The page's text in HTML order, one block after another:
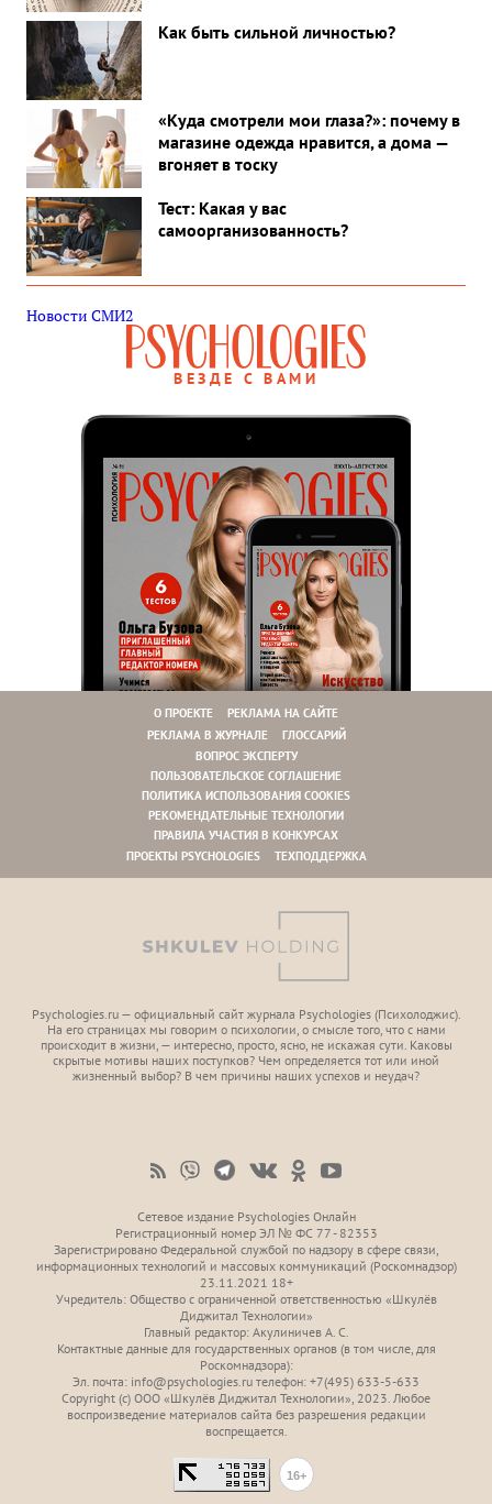
Как быть сильной личностью?
«Куда смотрели мои глаза?»: почему в
магазине одежда нравится, а дома —
вгоняет в тоску
Тест: Какая у вас
самоорганизованность?
Новости СМИ2
ВЕЗДЕ С ВАМИ
О ПРОЕКТЕ
РЕКЛАМА НА САЙТЕ
РЕКЛАМА В ЖУРНАЛЕ
ГЛОССАРИЙ
ВОПРОС ЭКСПЕРТУ
ПОЛЬЗОВАТЕЛЬСКОЕ СОГЛАШЕНИЕ
ПОЛИТИКА ИСПОЛЬЗОВАНИЯ COOKIES
РЕКОМЕНДАТЕЛЬНЫЕ ТЕХНОЛОГИИ
ПРАВИЛА УЧАСТИЯ В КОНКУРСАХ
ПРОЕКТЫ PSYCHOLOGIES
ТЕХПОДДЕРЖКА
Psychologies.ru — официальный сайт журнала Psychologies (Психoлоджиc).
На его страницах мы говорим о психологии, о смысле того, что с нами
происходит в жизни, — интересно, просто, ясно, не искажая сути. Каковы
скрытые мотивы наших поступков? Чем определяется тот или иной
жизненный выбор? В чем причины наших успехов и неудач?
Сетевое издание Psychologies Онлайн
Регистрационный номер ЭЛ № ФС 77 - 82353
Зарегистрировано Федеральной службой по надзору в сфере связи,
информационных технологий и массовых коммуникаций (Роскомнадзор)
23.11.2021 18+
Учредитель: Общество с ограниченной ответственностью «Шкулёв
Диджитал Технологии»
Главный редактор: Акулиничев А. С.
Контактные данные для государственных органов (в том числе, для
Роскомнадзора):
Эл. почта: info@psychologies.ru телефон: +7(495) 633-5-633
Copyright (с) ООО «Шкулёв Диджитал Технологии», 2023. Любое
воспроизведение материалов сайта без разрешения редакции
воспрещается.
16+